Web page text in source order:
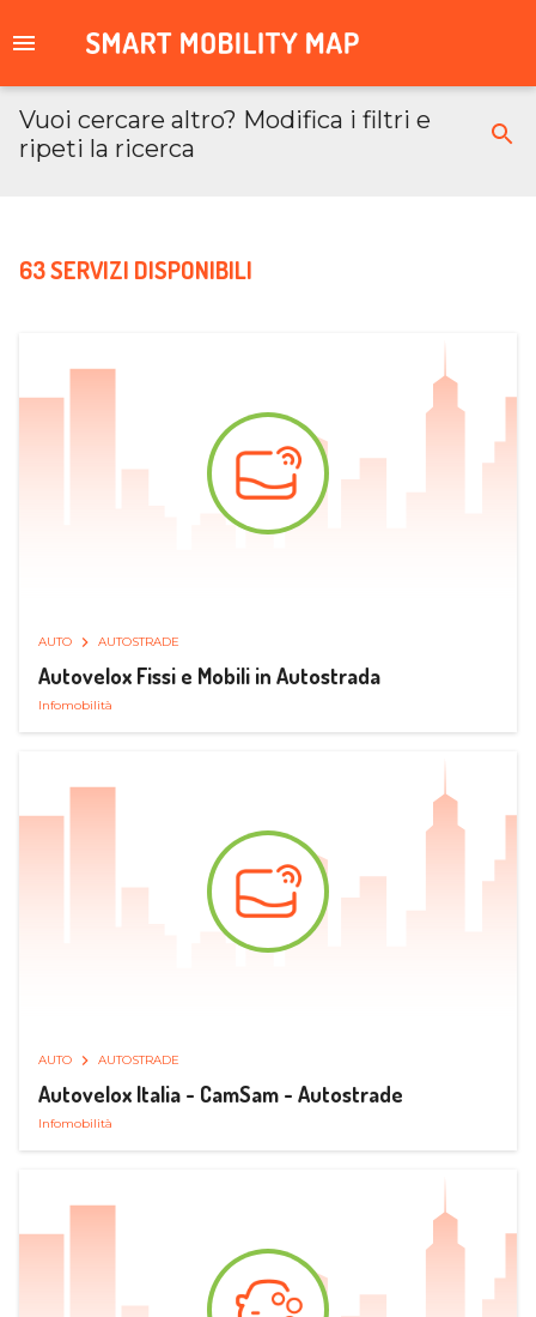
Vuoi cercare altro? Modifica i filtri e
ripeti la ricerca
63 SERVIZI DISPONIBILI
AUTO AUTOSTRADE
Autovelox Fissi e Mobili in Autostrada
Infomobilità
AUTO AUTOSTRADE
Autovelox Italia - CamSam - Autostrade
Infomobilità